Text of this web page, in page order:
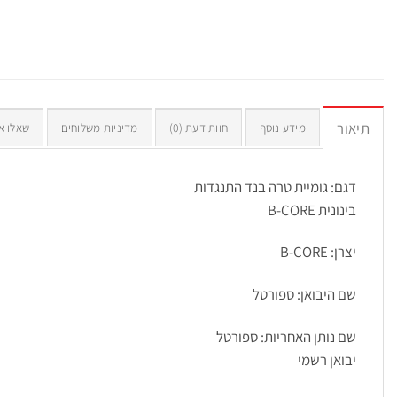
תיאור מידע נוסף חוות דעת (0) מדיניות משלוחים שאלו
דגם: גומיית טרה בנד התנגדות
בינוניתB-CORE
יצרן:
B-CORE
שם היבואן: ספורטל
שם נותן האחריות: ספורטל
יבואן רשמי